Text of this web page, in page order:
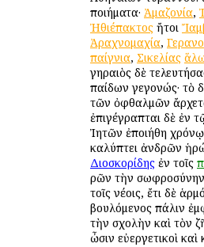
ποιήματα· Ἀμαζονία,
Ἠθιέπακτος ἤτοι
Ἀραχνομαχία,
παίγνια, Σικελίας
γηραιὸς δὲ
παίδων γεγονώς· τὸ
τῶν ὀφθαλμῶν
ἐπιγέγραπται δὲ ἐν
Ἰητῶν ἐποιήθη
καλύπτει ἀνδρῶν
Διοσκορίδης ἐν τοῖς
ὁρῶν τὴν
τοῖς νέοις, ἔτι δὲ
βουλόμενος πάλιν
τὴν σχολὴν καὶ τὸν
ὦσιν εὐεργετικοὶ